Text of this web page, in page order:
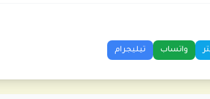
واتساب تيليجرام